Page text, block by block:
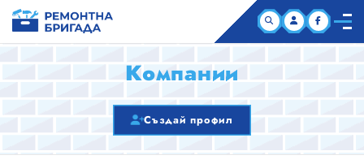
КОМПАНИИ
Компании
Създай профил